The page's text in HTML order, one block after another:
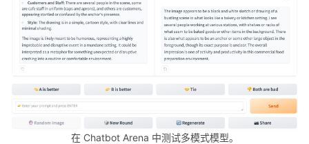
在 Chatbot Arena 中测试多模式模型。